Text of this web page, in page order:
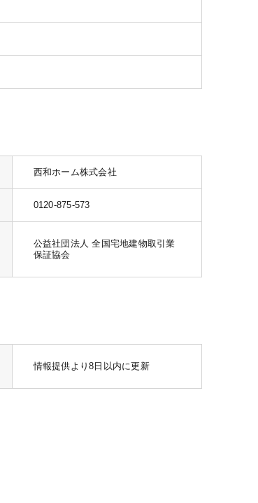
西和ホーム株式会社
0120-875-573
公益社団法人 全国宅地建物取引業
保証協会
情報提供より8日以内に更新